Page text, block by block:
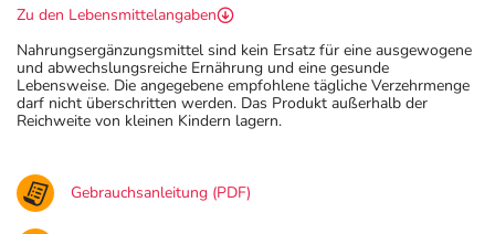
Zu den Lebensmittelangaben
Nahrungsergänzungsmittel sind kein Ersatz für eine ausgewogene
und abwechslungsreiche Ernährung und eine gesunde
Lebensweise. Die angegebene empfohlene tägliche Verzehrmenge
darf nicht überschritten werden. Das Produkt außerhalb der
Reichweite von kleinen Kindern lagern.
Gebrauchsanleitung (PDF)